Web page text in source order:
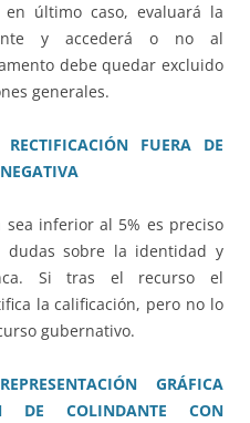
último caso, evaluará la
y accederá o no al
debe quedar excluido
generales.
FUERA DE
inferior al 5% es preciso
sobre la identidad y
Si tras el recurso el
la calificación, pero no lo
gubernativo.
GRÁFICA
DE COLINDANTE CON